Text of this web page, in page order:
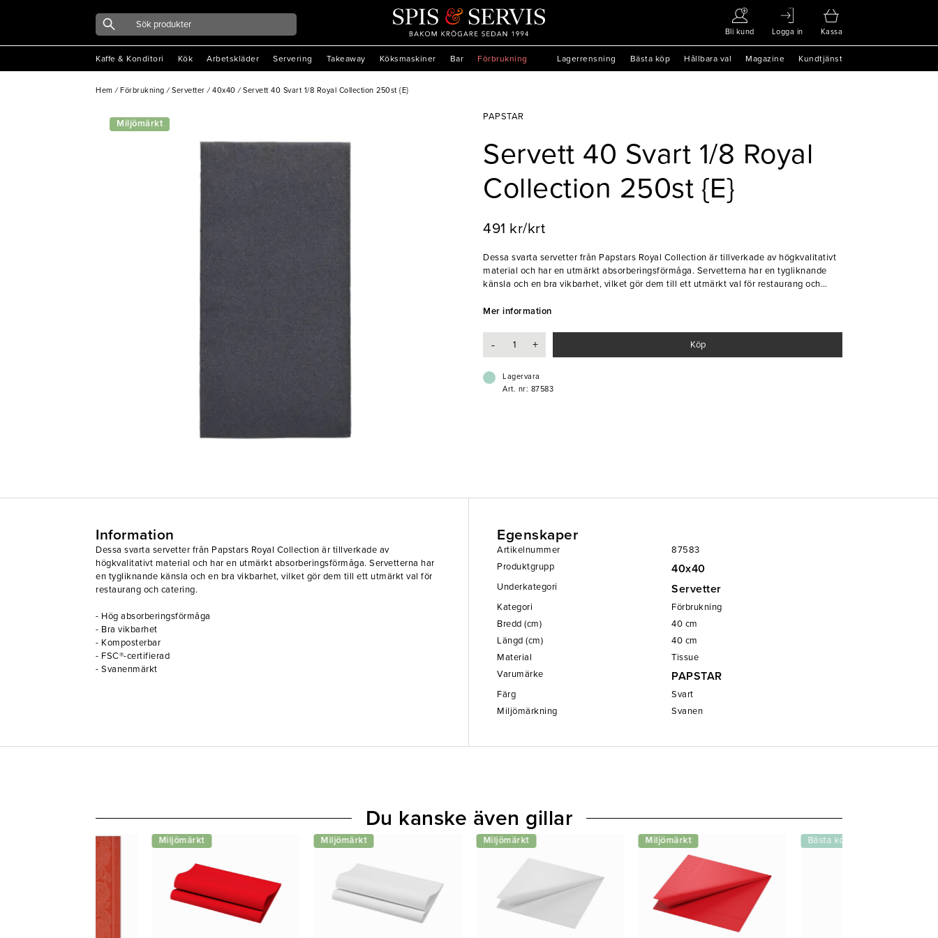
Bli kund Logga in Kassa
Kaffe & Konditori Kök Arbetskläder Servering Takeaway Köksmaskiner Bar Förbrukning Lagerrensning Bästa köp Hållbara val Magazine Kundtjänst
Hem / Förbrukning / Servetter / 40x40 / Servett 40 Svart 1/8 Royal Collection 250st {E}
Miljömärkt
PAPSTAR
Servett 40 Svart 1/8 Royal
Collection 250st {E}
491 kr/krt
Dessa svarta servetter från Papstars Royal Collection är tillverkade av högkvalitativt
material och har en utmärkt absorberingsförmåga. Servetterna har en tygliknande
känsla och en bra vikbarhet, vilket gör dem till ett utmärkt val för restaurang och
- Komposterbar
- Svanenmärkt
Mer information
- + Köp
Lagervara
Art. nr: 87583
Information
Dessa svarta servetter från Papstars Royal Collection är tillverkade av
högkvalitativt material och har en utmärkt absorberingsförmåga. Servetterna har
en tygliknande känsla och en bra vikbarhet, vilket gör dem till ett utmärkt val för
restaurang och catering.
- Hög absorberingsförmåga
- Bra vikbarhet
- Komposterbar
- FSC®-certifierad
- Svanenmärkt
Egenskaper
Artikelnummer
87583
Produktgrupp
40x40
Underkategori Servetter
Kategori
Förbrukning
Bredd (cm)
40 cm
Längd (cm)
40 cm
Material
Tissue
Varumärke
PAPSTAR
Färg
Svart
Miljömärkning
Svanen
Miljömärkt Miljömärkt Miljömärkt Miljömärkt Bästa köp
Du kanske även gillar